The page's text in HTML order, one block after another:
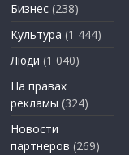
Бизнес (238)
Культура (1 444)
Люди (1 040)
На правах
рекламы (324)
Новости
партнеров (269)